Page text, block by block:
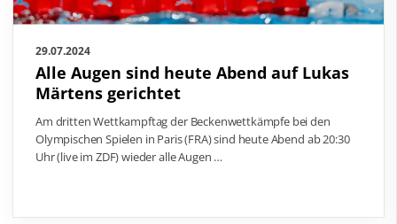
29.07.2024
Alle Augen sind heute Abend auf Lukas
Märtens gerichtet
Am dritten Wettkampftag der Beckenwettkämpfe bei den
Olympischen Spielen in Paris (FRA) sind heute Abend ab 20:30
Uhr (live im ZDF) wieder alle Augen …